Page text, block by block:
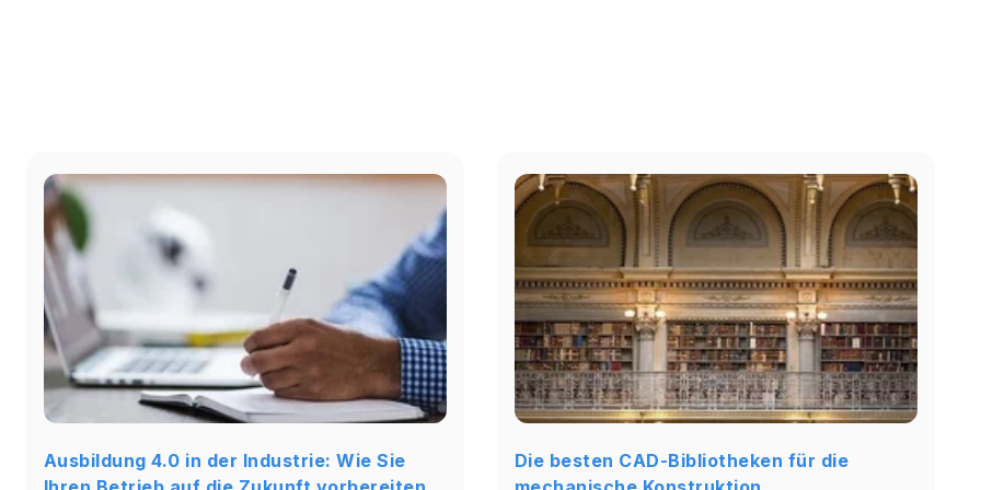
Ausbildung 4.0 in der Industrie: Wie Sie
Die besten CAD-Bibliotheken für die